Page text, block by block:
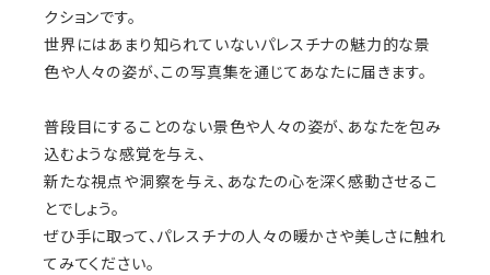
クションです。
世界にはあまり知られていないパレスチナの魅力的な景
色や人々の姿が、この写真集を通じてあなたに届きます。
普段目にすることのない景色や人々の姿が、あなたを包み
込むような感覚を与え、
新たな視点や洞察を与え、あなたの心を深く感動させるこ
とでしょう。
ぜひ手に取って、パレスチナの人々の暖かさや美しさに触れ
てみてください。